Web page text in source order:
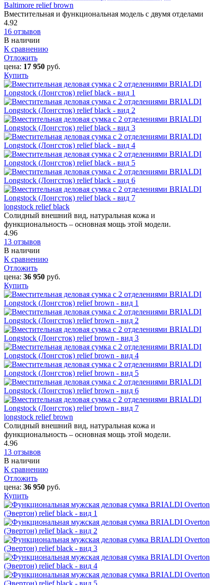
Baltimore relief brown
Вместительная и функциональная модель с двумя отделами
4.92
16 отзывов
В наличии
К сравнению
Отложить
цена: 17 950 руб.
Купить
longstock relief black
Солидный внешний вид, натуральная кожа и
функциональность – основная мощь этой модели.
4.96
13 отзывов
В наличии
К сравнению
Отложить
цена: 36 950 руб.
Купить
longstock relief brown
Солидный внешний вид, натуральная кожа и
функциональность – основная мощь этой модели.
4.96
13 отзывов
В наличии
К сравнению
Отложить
цена: 36 950 руб.
Купить